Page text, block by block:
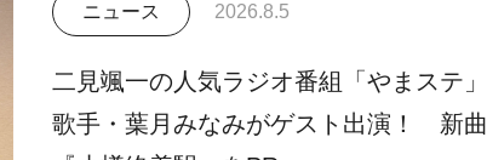
ニュース 2026.8.5
二見颯一の人気ラジオ番組「やまステ
歌手・葉月みなみがゲスト出演！ 新曲